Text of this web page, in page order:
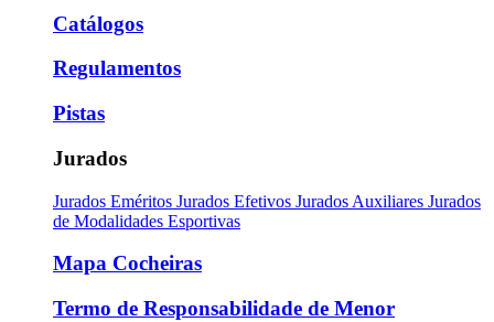
Catálogos
Regulamentos
Pistas
Jurados
Jurados Eméritos Jurados Efetivos Jurados Auxiliares Jurados
de Modalidades Esportivas
Mapa Cocheiras
Termo de Responsabilidade de Menor